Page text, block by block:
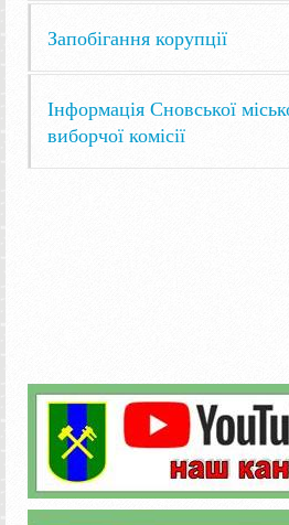
Запобігання корупції
Інформація Сновської
виборчої комісії